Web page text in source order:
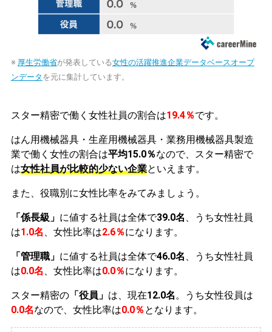
※ 厚生労働省が発表している女性の活躍推進企業データベースオープ
ンデータ を元に集計しています。
スター精密で働く女性社員の割合は19.4％です。
はん用機械器具・生産用機械器具・業務用機械器具製造
業で働く女性の割合は平均15.0％なので、スター精密で
は女性社員が比較的少ない企業といえます。
また、役職別に女性比率をみてみましょう。
「係長級」 に値する社員は全体で39.0名 、うち女性社員
は1.0名 、女性比率は2.6％になります。
「管理職」 に値する社員は全体で46.0名 、うち女性社員
は0.0名 、女性比率は0.0％になります。
スター精密の「役員」 は、現在12.0名。うち女性役員は
0.0名なので、女性比率は0.0％ となります。